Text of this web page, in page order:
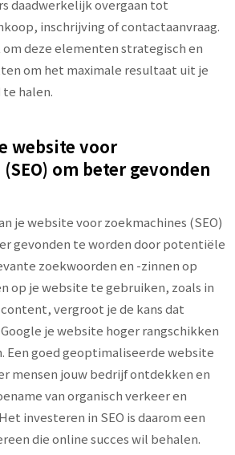
daadwerkelijk overgaan tot
inschrijving of contactaanvraag.
deze elementen strategisch en
om het maximale resultaat uit je
halen.
website voor
om beter gevonden
je website voor zoekmachines (SEO)
gevonden te worden door potentiële
zoekwoorden en -zinnen op
op je website te gebruiken, zoals in
vergroot je de kans dat
je website hoger rangschikken
Een goed geoptimaliseerde website
mensen jouw bedrijf ontdekken en
van organisch verkeer en
investeren in SEO is daarom een
die online succes wil behalen.